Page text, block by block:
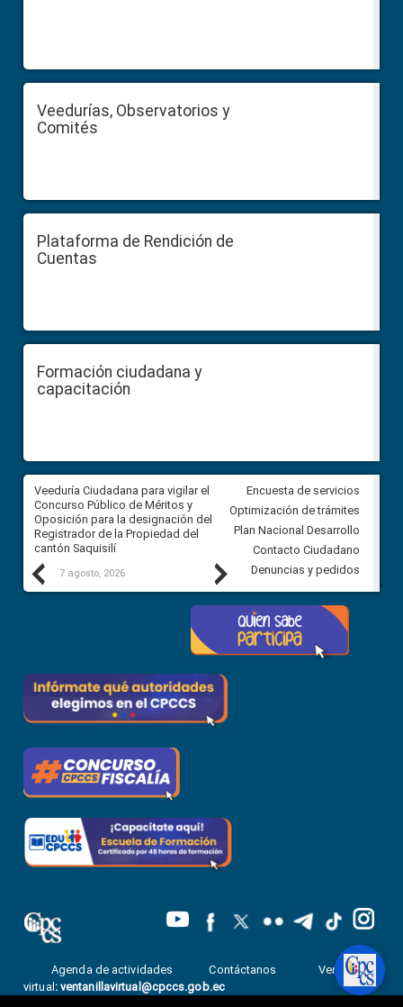
Veedurías, Observatorios y
Comités
Plataforma de Rendición de
Cuentas
Formación ciudadana y
capacitación
Previous
Veeduría Ciudadana para vigilar el
Concurso Público de Méritos y
Oposición para la designación del
Registrador de la Propiedad del
cantón Saquisilí
7 agosto, 2026
Veeduría Ciudadana para
construcción del asfaltado de
Ballenita del cantón Santa
7 agosto, 2026
Next
Encuesta de servicios
Optimización de trámites
Plan Nacional Desarrollo
Contacto Ciudadano
Denuncias y pedidos
Agenda de actividades Contáctanos
Ventanilla
virtual : ventanillavirtual@cpccs.gob.ec